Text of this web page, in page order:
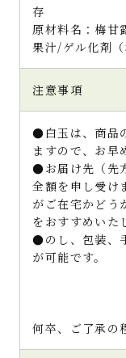
存
原材料名：梅甘
果汁/ゲル化剤
注意事項
●白玉は、商品
ますので、お早
●お届け先（先
全額を申し受け
がご在宅かどう
をおすすめいた
●のし、包装、
が可能です。
何卒、ご了承の